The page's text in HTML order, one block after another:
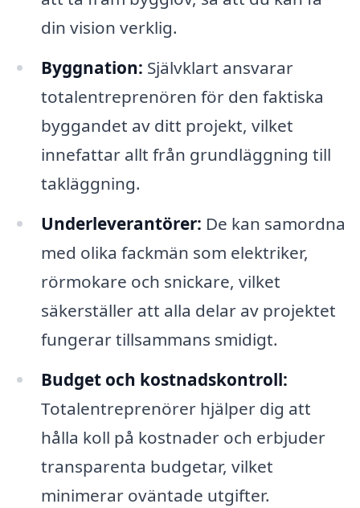
din vision verklig.
Byggnation: Självklart ansvarar
totalentreprenören för den faktiska
byggandet av ditt projekt, vilket
innefattar allt från grundläggning till
takläggning.
Underleverantörer: De kan samordna
med olika fackmän som elektriker,
rörmokare och snickare, vilket
säkerställer att alla delar av projektet
fungerar tillsammans smidigt.
Budget och kostnadskontroll:
Totalentreprenörer hjälper dig att
hålla koll på kostnader och erbjuder
transparenta budgetar, vilket
minimerar oväntade utgifter.